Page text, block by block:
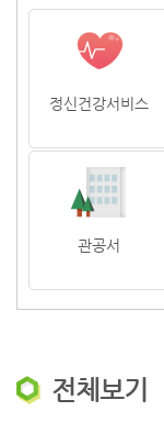
정신건강서비스
관공서
전체보기